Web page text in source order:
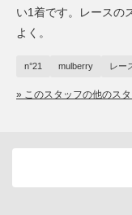
い1着です。レースの
よく。
n°21 mulberry レー
» このスタッフの他のス